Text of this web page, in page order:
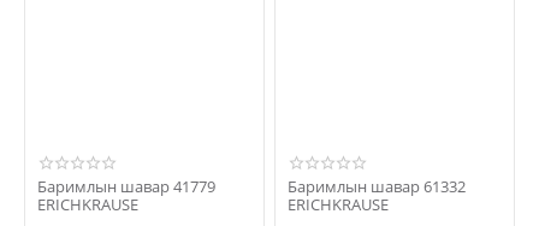
Баримлын шавар 41779
ERICHKRAUSE
Баримлын шавар 61332
ERICHKRAUSE